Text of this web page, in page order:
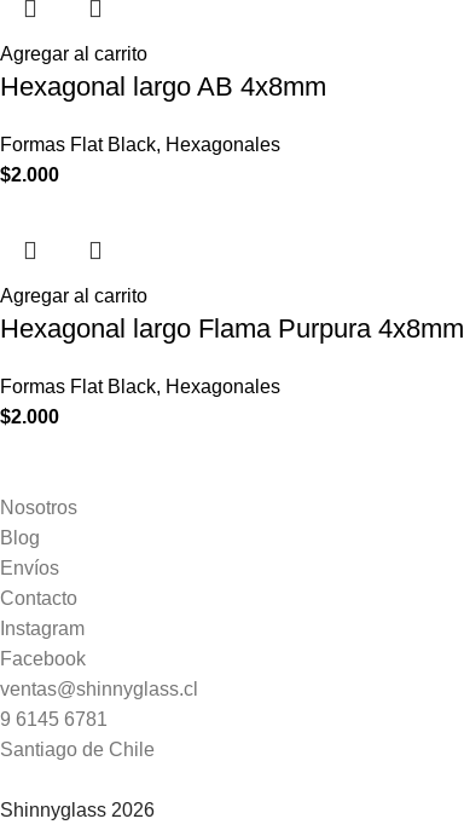
Agregar al carrito
Hexagonal largo AB 4x8mm
Formas Flat Black, Hexagonales
$2.000
Agregar al carrito
Hexagonal largo Flama Purpura 4x8mm
Formas Flat Black, Hexagonales
$2.000
Nosotros
Blog
Envíos
Contacto
Instagram
Facebook
ventas@shinnyglass.cl
9 6145 6781
Santiago de Chile
Shinnyglass 2026